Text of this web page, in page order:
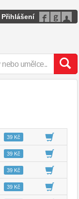
Přihlášení
39 Kč
39 Kč
39 Kč
39 Kč